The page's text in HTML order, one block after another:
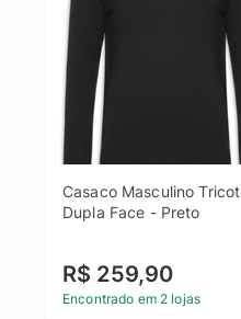
Casaco Masculino Tricot
Dupla Face - Preto
R$ 259,90
Encontrado em 2 lojas